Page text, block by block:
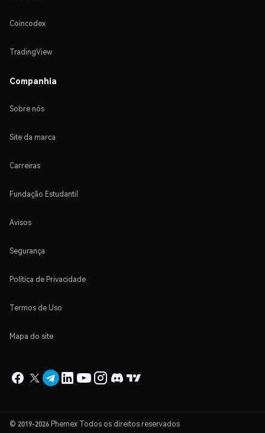
Coincodex
TradingView
Companhia
Sobre nós
Site da marca
Carreiras
Fundação Estudantil
Avisos
Segurança
Política de Privacidade
Termos de Uso
Mapa do site
© 2019-2026 Phemex Todos os direitos reservados